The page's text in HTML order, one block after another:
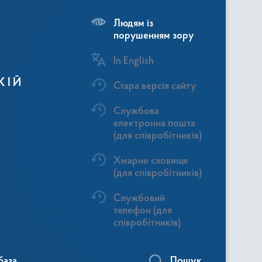
Людям із
порушенням зору
In English
Стара версія сайту
Службова
електронна пошта
(для співробітників)
Хмарне сховище
(для співробітників)
Службовий
телефон (для
співробітників)